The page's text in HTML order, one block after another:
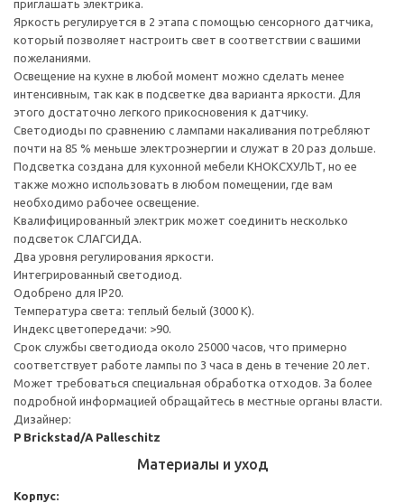
приглашать электрика.
Яркость регулируется в 2 этапа с помощью сенсорного датчика,
который позволяет настроить свет в соответствии с вашими
пожеланиями.
Освещение на кухне в любой момент можно сделать менее
интенсивным, так как в подсветке два варианта яркости. Для
этого достаточно легкого прикосновения к датчику.
Светодиоды по сравнению с лампами накаливания потребляют
почти на 85 % меньше электроэнергии и служат в 20 раз дольше.
Подсветка создана для кухонной мебели КНОКСХУЛЬТ, но ее
также можно использовать в любом помещении, где вам
необходимо рабочее освещение.
Квалифицированный электрик может соединить несколько
подсветок СЛАГСИДА.
Два уровня регулирования яркости.
Интегрированный светодиод.
Одобрено для IP20.
Температура света: теплый белый (3000 К).
Индекс цветопередачи: >90.
Срок службы светодиода около 25000 часов, что примерно
соответствует работе лампы по 3 часа в день в течение 20 лет.
Может требоваться специальная обработка отходов. За более
подробной информацией обращайтесь в местные органы власти.
Дизайнер:
P Brickstad/A Palleschitz
Материалы и уход
Корпус: